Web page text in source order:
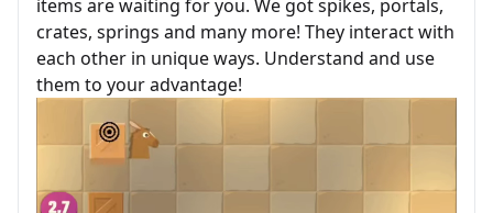
items are waiting for you. We got spikes, portals,
crates, springs and many more! They interact with
each other in unique ways. Understand and use
them to your advantage!